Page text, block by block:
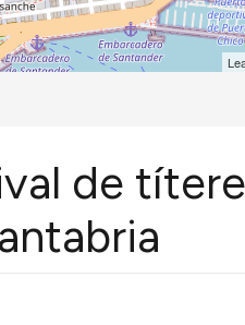
de